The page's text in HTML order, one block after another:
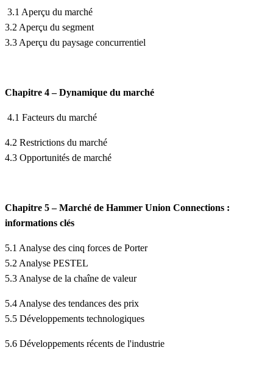
3.1 Aperçu du marché
3.2 Aperçu du segment
3.3 Aperçu du paysage concurrentiel
Chapitre 4 – Dynamique du marché
4.1 Facteurs du marché
4.2 Restrictions du marché
4.3 Opportunités de marché
Chapitre 5 – Marché de Hammer Union Connections :
informations clés
5.1 Analyse des cinq forces de Porter
5.2 Analyse PESTEL
5.3 Analyse de la chaîne de valeur
5.4 Analyse des tendances des prix
5.5 Développements technologiques
5.6 Développements récents de l'industrie